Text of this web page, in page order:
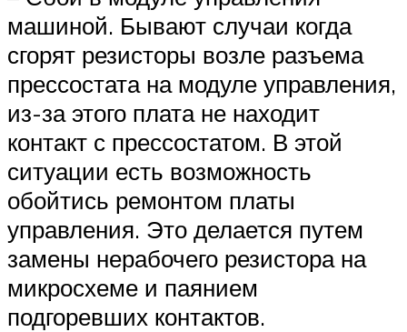
машиной. Бывают случаи когда
сгорят резисторы возле разъема
прессостата на модуле управления,
из-за этого плата не находит
контакт с прессостатом. В этой
ситуации есть возможность
обойтись ремонтом платы
управления. Это делается путем
замены нерабочего резистора на
микросхеме и паянием
подгоревших контактов.